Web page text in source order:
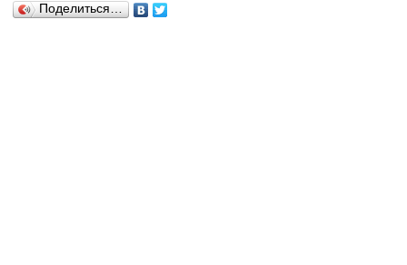
Поделиться…